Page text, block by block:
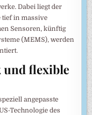
Dabei liegt der
tief in massive
Sensoren, künftig
(MEMS), werden
flexible
angepasste
Technologie des